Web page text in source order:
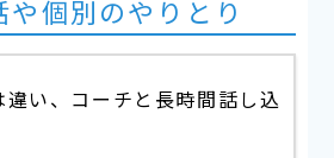
や個別のやりとり
違い、コーチと長時間話し込